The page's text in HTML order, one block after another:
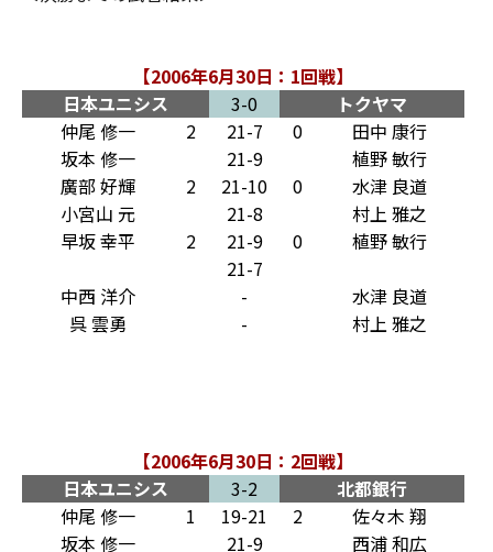
【2006年6月30日：1回戦】
日本ユニシス
3-0
トクヤマ
仲尾 修一
坂本 修一
2
21-7
21-9
0
田中 康行
植野 敏行
廣部 好輝
小宮山 元
2
21-10
21-8
0
水津 良道
村上 雅之
早坂 幸平
2
21-9
21-7
0 植野 敏行
中西 洋介 -
水津 良道
呉 雲勇
- 村上 雅之
【2006年6月30日：2回戦】
日本ユニシス
3-2
北都銀行
仲尾 修一
坂本 修一
1
19-21
21-9
2
佐々木 翔
西浦 和広